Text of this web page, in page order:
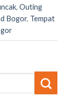
Outing
Bogor, Tempat